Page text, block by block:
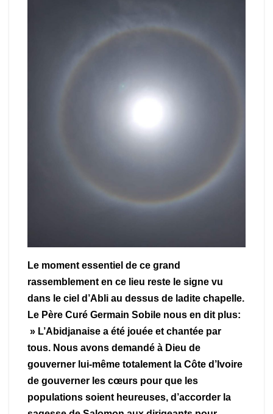
Le moment essentiel de ce grand
rassemblement en ce lieu reste le signe vu
dans le ciel d’Abli au dessus de ladite chapelle.
Le Père Curé Germain Sobile nous en dit plus:
» L’Abidjanaise a été jouée et chantée par
tous. Nous avons demandé à Dieu de
gouverner lui-même totalement la Côte d’Ivoire
de gouverner les cœurs pour que les
populations soient heureuses, d’accorder la